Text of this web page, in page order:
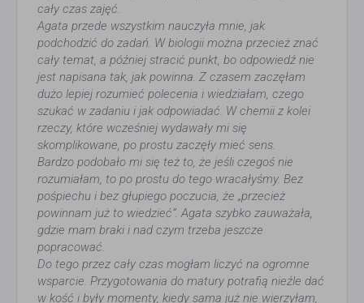
cały czas zajęć.
Agata przede wszystkim nauczyła mnie, jak
podchodzić do zadań. W biologii można przecież znać
cały temat, a później stracić punkt, bo odpowiedź nie
jest napisana tak, jak powinna. Z czasem zaczęłam
dużo lepiej rozumieć polecenia i wiedziałam, czego
szukać w zadaniu i jak odpowiadać. W chemii z kolei
rzeczy, które wcześniej wydawały mi się
skomplikowane, po prostu zaczęły mieć sens.
Bardzo podobało mi się też to, że jeśli czegoś nie
rozumiałam, to po prostu do tego wracałyśmy. Bez
pośpiechu i bez głupiego poczucia, że „przecież
powinnam już to wiedzieć”. Agata szybko zauważała,
gdzie mam braki i nad czym trzeba jeszcze
popracować.
Do tego przez cały czas mogłam liczyć na ogromne
wsparcie. Przygotowania do matury potrafią nieźle dać
w kość i były momenty, kiedy sama już nie wierzyłam,